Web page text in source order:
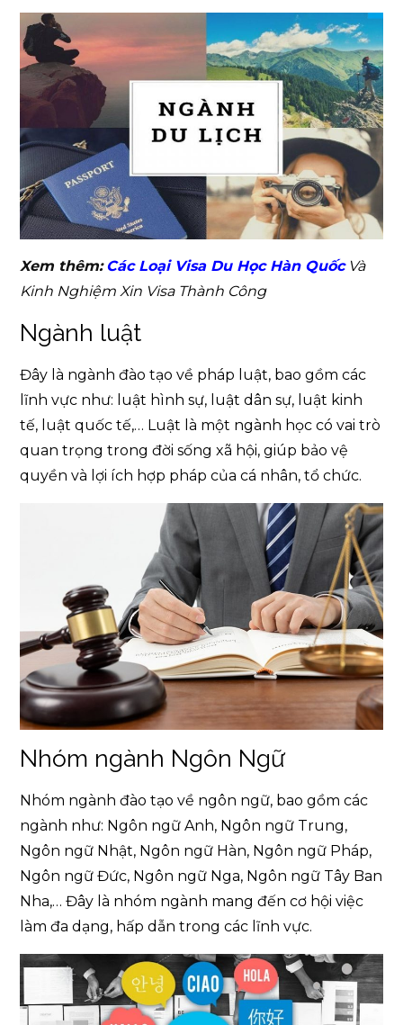
Xem thêm: Các Loại Visa Du Học Hàn QuốcVà
Kinh Nghiệm Xin Visa Thành Công
Ngành luật
Đây là ngành đào tạo về pháp luật, bao gồm các
lĩnh vực như: luật hình sự, luật dân sự, luật kinh
tế, luật quốc tế,… Luật là một ngành học có vai trò
quan trọng trong đời sống xã hội, giúp bảo vệ
quyền và lợi ích hợp pháp của cá nhân, tổ chức.
Nhóm ngành Ngôn Ngữ
Nhóm ngành đào tạo về ngôn ngữ, bao gồm các
ngành như: Ngôn ngữ Anh, Ngôn ngữ Trung,
Ngôn ngữ Nhật, Ngôn ngữ Hàn, Ngôn ngữ Pháp,
Ngôn ngữ Đức, Ngôn ngữ Nga, Ngôn ngữ Tây Ban
Nha,… Đây là nhóm ngành mang đến cơ hội việc
làm đa dạng, hấp dẫn trong các lĩnh vực.